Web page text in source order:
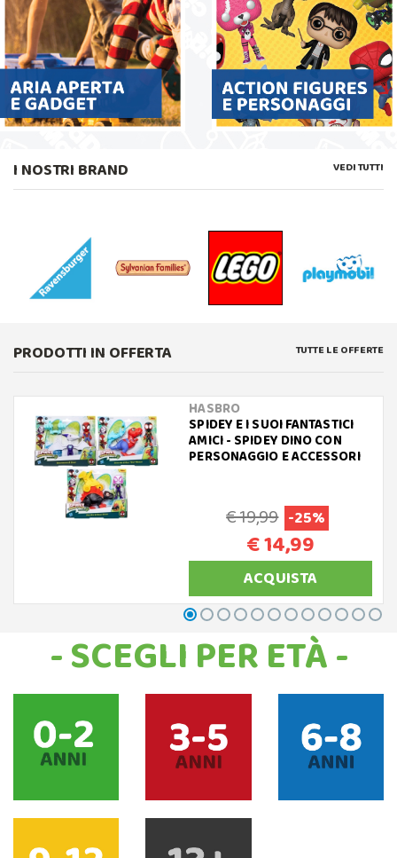
I NOSTRI BRAND VEDI TUTTI
PRODOTTI IN OFFERTA TUTTE LE OFFERTE
HASBRO
SPIDEY E I SUOI FANTASTICI
AMICI - SPIDEY DINO CON
PERSONAGGIO E ACCESSORI
€ 19,99 -25%
€ 14,99
ACQUISTA
- SCEGLI PER ETÀ -